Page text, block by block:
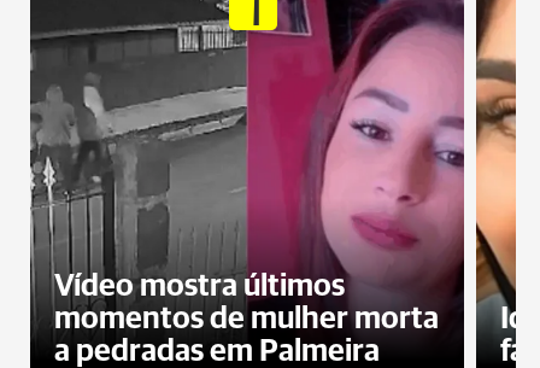
Vídeo mostra últimos
momentos de mulher morta
a pedradas em Palmeira